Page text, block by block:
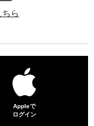
ら
Appleで
ログイン